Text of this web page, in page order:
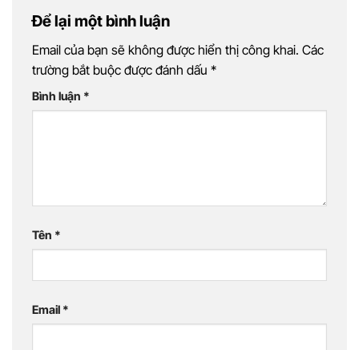
Để lại một bình luận
Email của bạn sẽ không được hiển thị công khai. Các
trường bắt buộc được đánh dấu *
Bình luận *
Tên *
Email *